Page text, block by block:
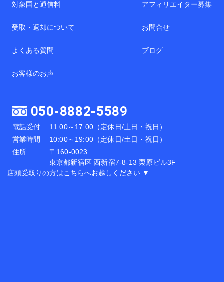
対象国と通信料
受取・返却について
よくある質問
お客様のお声
アフィリエイター募集
お問合せ
ブログ
050-8882-5589
電話受付
11:00～17:00（定休日/土日・祝日）
営業時間
10:00～19:00（定休日/土日・祝日）
住所
〒160-0023
東京都新宿区 西新宿7-8-13 栗原ビル3F
店頭受取りの方はこちらへお越しください ▼